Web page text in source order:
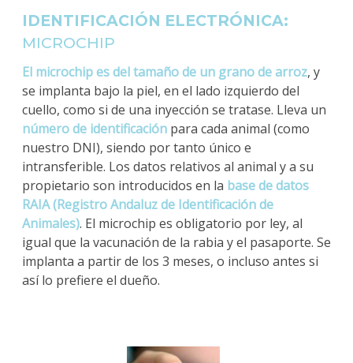
IDENTIFICACIÓN ELECTRÓNICA:
MICROCHIP
El microchip es del tamaño de un grano de arroz, y
se implanta bajo la piel, en el lado izquierdo del
cuello, como si de una inyección se tratase. Lleva un
número de identificación para cada animal (como
nuestro DNI), siendo por tanto único e
intransferible. Los datos relativos al animal y a su
propietario son introducidos en la base de datos
RAIA (Registro Andaluz de Identificación de
Animales). El microchip es obligatorio por ley, al
igual que la vacunación de la rabia y el pasaporte. Se
implanta a partir de los 3 meses, o incluso antes si
así lo prefiere el dueño.